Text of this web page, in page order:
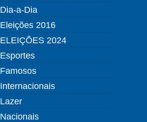
Dia-a-Dia
Eleições 2016
ELEIÇÕES 2024
Esportes
Famosos
Internacionais
Lazer
Nacionais